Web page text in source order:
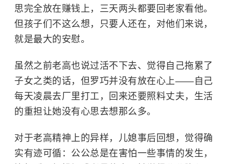
思完全放在赚钱上，三天两头都要回老家看他。
但孩子们不这么想，只要人还在，对他们来说，
就是最大的安慰。
虽然之前老高也说过活不下去、觉得自己拖累了
子女之类的话，但罗巧并没有放在心上——自己
每天凌晨去厂里打工，回来还要照料丈夫，生活
的重担让她没有心思去想那么多。
对于老高精神上的异样，儿媳事后回想，觉得确
实有迹可循：公公总是在害怕一些事情的发生，